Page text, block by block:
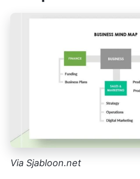
Via Sjabloon.net